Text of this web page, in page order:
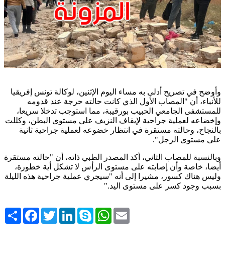
وأوضح في تصريح أدلى به مساء اليوم الإثنين، لوكالة تونس إفريقيا
للأنباء، أن "المصاب الأول الذي كانت حالته حرجة عند قدومه
للمستشفى الجامعي الحبيب بورقيبة، مما استوجب تدخلا سريعا،
وإخضاعه لعملية جراحية لإيقاف النزيف على مستوى البطن، وكللت
بالنجاح، وحالته مستقرة في انتظار خضوعه لعملية جراحية ثانية
على مستوى الرجل".
وبالنسبة للمصاب الثاني، أكد المصدر الطبي ذاته، أن "حالته مستقرة
أيضا، خاصة وأن إصابته على مستوى الرأس لا تشكل أية خطورة،
وليس هناك كسور، مشيرا إلى أنه "سيجري عملية جراحية هذه الليلة
بسبب وجود كسر على مستوى اليد.
"
Share FacebookTwitterLinkedInSkype WhatsApp